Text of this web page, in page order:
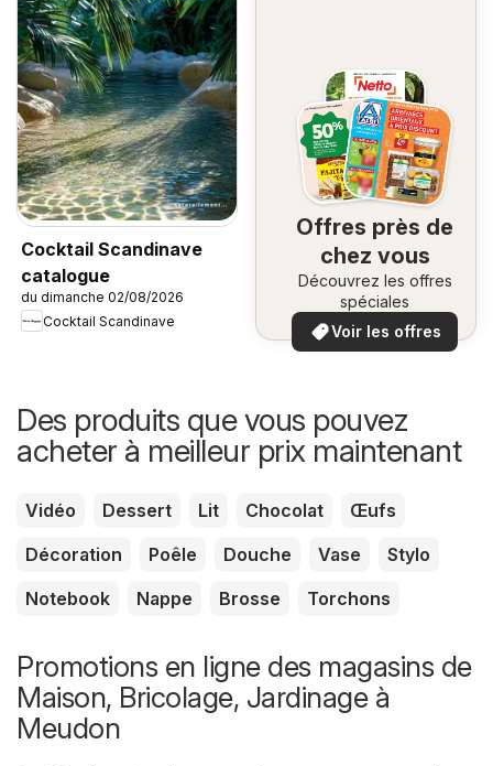
Cocktail Scandinave
catalogue
du dimanche 02/08/2026
Cocktail Scandinave
Offres près de
chez vous
Découvrez les offres
spéciales
Voir les offres
Des produits que vous pouvez
acheter à meilleur prix maintenant
Vidéo Dessert Lit Chocolat
Œufs
Décoration
Poêle Douche Vase
Stylo
Notebook
Nappe Brosse Torchons
Promotions en ligne des magasins de
Maison, Bricolage, Jardinage à
Meudon